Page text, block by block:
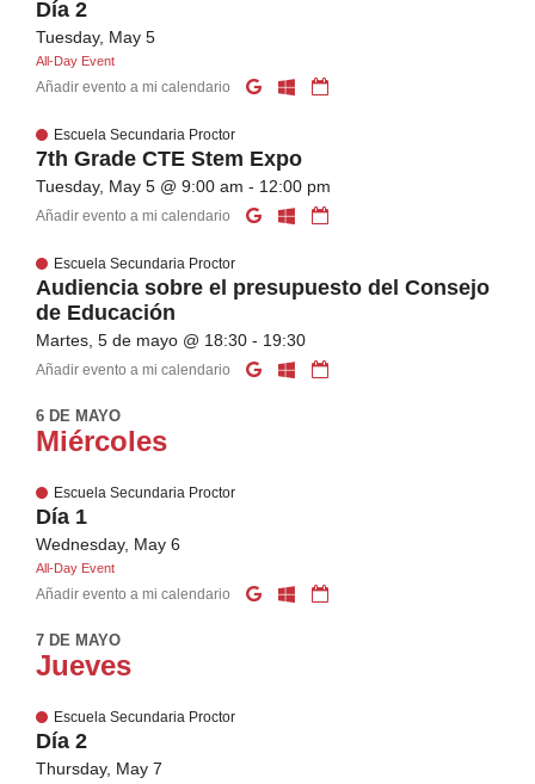
Día 2
Tuesday, May 5
All-Day Event
Añadir evento a mi calendario
Escuela Secundaria Proctor
7th Grade CTE Stem Expo
Tuesday, May 5 @ 9:00 am - 12:00 pm
Añadir evento a mi calendario
Escuela Secundaria Proctor
Audiencia sobre el presupuesto del Consejo
de Educación
Martes, 5 de mayo @ 18:30 - 19:30
Añadir evento a mi calendario
6 DE MAYO
Miércoles
Escuela Secundaria Proctor
Día 1
Wednesday, May 6
All-Day Event
Añadir evento a mi calendario
7 DE MAYO
Jueves
Escuela Secundaria Proctor
Día 2
Thursday, May 7